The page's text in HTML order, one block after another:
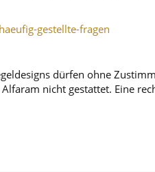
gestellte-fragen
dürfen ohne
nicht gestattet. Eine